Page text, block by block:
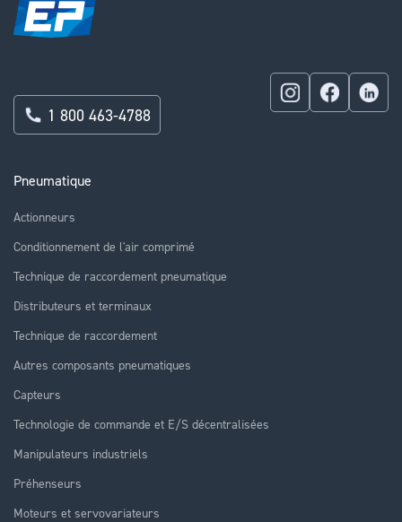
Pneumatique
Actionneurs
Conditionnement de l'air comprimé
Technique de raccordement pneumatique
Distributeurs et terminaux
Technique de raccordement
Autres composants pneumatiques
Capteurs
Technologie de commande et E/S décentralisées
Manipulateurs industriels
Préhenseurs
Moteurs et servovariateurs
1 800 463-4788